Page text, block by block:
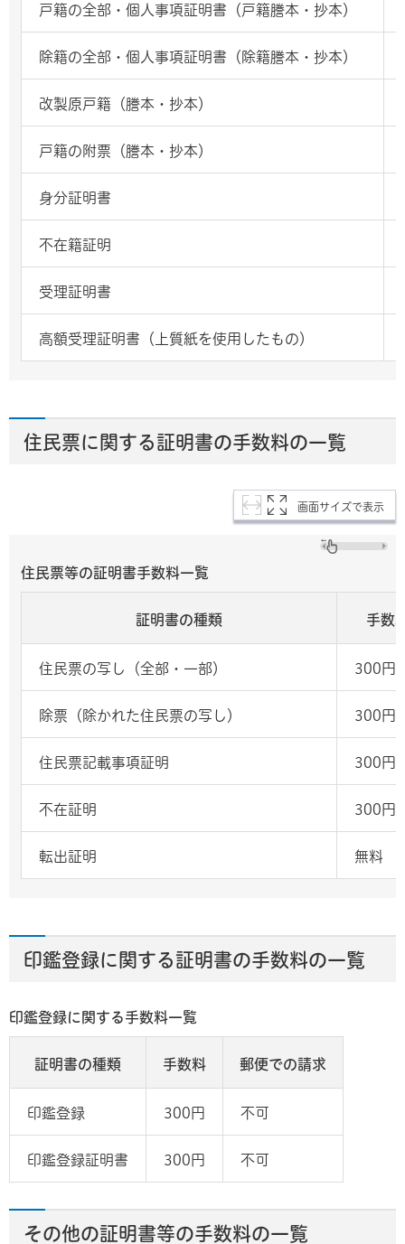
戸籍の全部・個人事項証明書（戸籍謄本・抄本）
除籍の全部・個人事項証明書（除籍謄本・抄本）
改製原戸籍（謄本・抄本）
戸籍の附票（謄本・抄本）
身分証明書
不在籍証明
受理証明書
高額受理証明書（上質紙を使用したもの）
住民票に関する証明書の手数料の一覧
画面サイズで表示
住民票等の証明書手数料一覧
証明書の種類 手数
住民票の写し（全部・一部） 300円
除票（除かれた住民票の写し） 300円
住民票記載事項証明 300円
不在証明 300円
転出証明 無料
印鑑登録に関する証明書の手数料の一覧
印鑑登録に関する手数料一覧
証明書の種類 手数料 郵便での請求
印鑑登録 300円 不可
印鑑登録証明書 300円 不可
その他の証明書等の手数料の一覧